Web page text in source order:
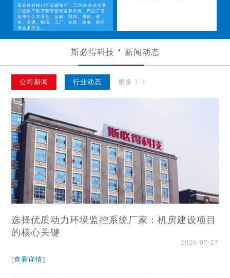
斯必得科技14年砥砺前行，已为6000余位客
户提供了数万套智慧设备和系统，产品广泛
应用于公共安全、金融、国防、通信、政
务、交通、物流、工厂、仓库、农业、医药
等众多行业。
斯必得科技 新闻动态
公司新闻 行业动态 更多 》》
选择优质动力环境监控系统厂家：机房建设项目
的核心关键
2026-07-27
[查看详情]